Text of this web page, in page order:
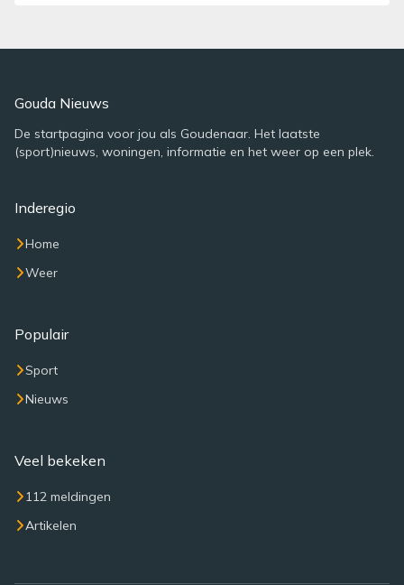
Gouda Nieuws
De startpagina voor jou als Goudenaar. Het laatste
(sport)nieuws, woningen, informatie en het weer op een plek.
Inderegio
Home
Weer
Populair
Sport
Nieuws
Veel bekeken
112 meldingen
Artikelen